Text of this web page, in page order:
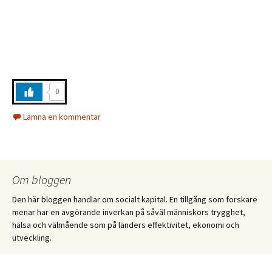
0
Lämna en kommentar
Om bloggen
Den här bloggen handlar om socialt kapital. En tillgång som forskare
menar har en avgörande inverkan på såväl människors trygghet,
hälsa och välmående som på länders effektivitet, ekonomi och
utveckling.